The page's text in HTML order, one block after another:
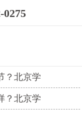
0275
？北京学
？北京学